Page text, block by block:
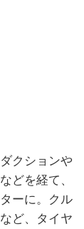
クションや
どを経て、
ーに。クル
ど、タイヤ